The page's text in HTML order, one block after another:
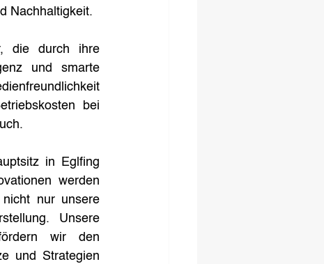
Nachhaltigkeit.
die durch ihre
und smarte
bei
in Eglfing
werden
nicht nur unsere
Unsere
wir den
und Strategien